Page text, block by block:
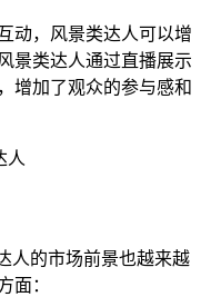
动，风景类达人可以增
景类达人通过直播展示
增加了观众的参与感和
人的市场前景也越来越
面：